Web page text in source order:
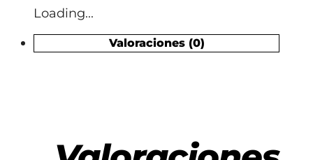
Loading...
Valoraciones (0)